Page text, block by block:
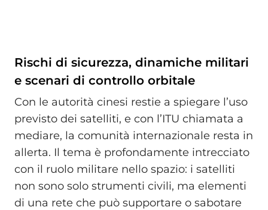
Rischi di sicurezza, dinamiche militari
e scenari di controllo orbitale
Con le autorità cinesi restie a spiegare l’uso
previsto dei satelliti, e con l’ITU chiamata a
mediare, la comunità internazionale resta in
allerta. Il tema è profondamente intrecciato
con il ruolo militare nello spazio: i satelliti
non sono solo strumenti civili, ma elementi
di una rete che può supportare o sabotare